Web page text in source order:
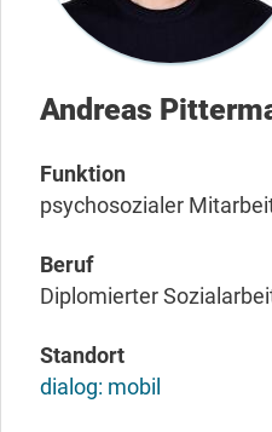
Andreas
Funktion
psychosozialer
Beruf
Diplomierter
Standort
dialog: mobil